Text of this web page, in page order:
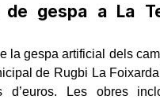
de gespa a La
la gespa artificial dels
de Rugbi La
d’euros. Les obres